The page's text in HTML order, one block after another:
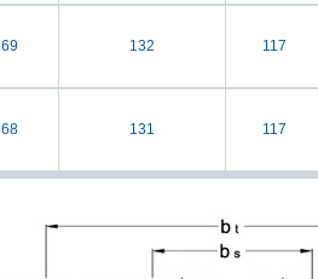
69 132 117
68 131 117